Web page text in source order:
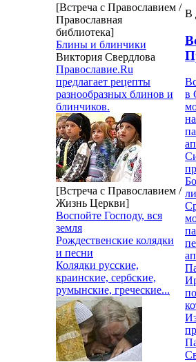
[Встреча с Православием /
Православная
библиотека]
Блины и блинчики
Виктория Свердлова
Православие.Ru
предлагает рецепты
разнообразных блинов и
блинчиков.
[Встреча с Православием /
Жизнь Церкви]
Воспойте Господу, вся
земля
Рождественские колядки
и песни
Колядки русские,
краинские, сербские,
румынские, греческие...
В
в